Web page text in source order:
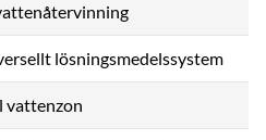
lösningsmedelssystem
vattenzon